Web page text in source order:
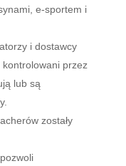
e-sportem i
i dostawcy
przez
lub są
zostały